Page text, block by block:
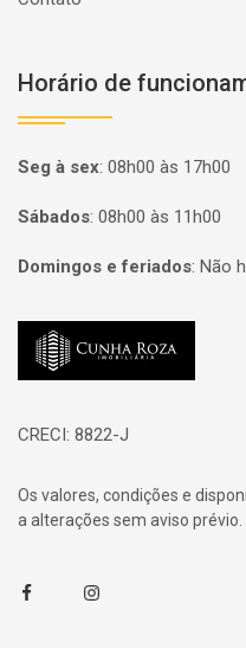
Horário de
Seg à sex: 08h00 às 17h00
Sábados: 08h00 às 11h00
Domingos e feriados: Não
Página inicial
CRECI: 8822-J
Os valores, condições e
a alterações sem aviso prévio.
FacebookInstagram